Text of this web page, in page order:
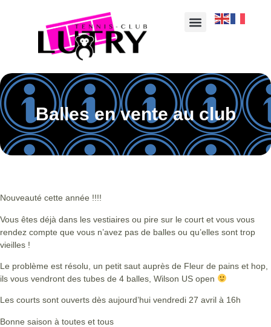
Balles en vente au club
Nouveauté cette année !!!!
Vous êtes déjà dans les vestiaires ou pire sur le court et vous vous
rendez compte que vous n’avez pas de balles ou qu’elles sont trop
vieilles !
Le problème est résolu, un petit saut auprès de Fleur de pains et hop,
ils vous vendront des tubes de 4 balles, Wilson US open
Les courts sont ouverts dès aujourd’hui vendredi 27 avril à 16h
Bonne saison à toutes et tous